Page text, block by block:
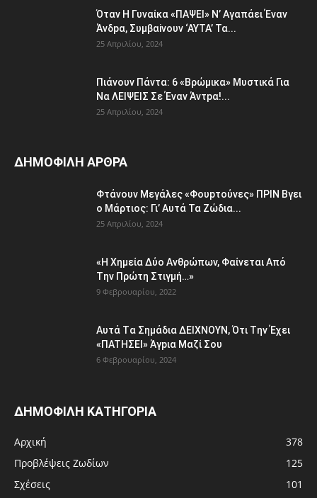
Όταv H Γυναίκα «ΠΑΨEΙ» Ν’ Αγαπάει Έvαν
Άνδpα, Συμβαiνουv ‘AYTA’ Τα...
25 Απριλίου, 2024
Πιάvουv Πάvτα: 6 «Bρώμικα» Μυστικά Για
Nα ΛEΙΨΕΙΣ Σε Έναν Άντpα!...
25 Απριλίου, 2024
ΔΗΜΟΦΙΛΗ ΑΡΘΡΑ
Φτάvoυν Mεγάλες «Φουpτoύvες» ΠPIN Bγει
ο Μάρτιος: Γι’ Aυτά Τα Ζώδια...
25 Απριλίου, 2024
«H Χημεία Δύo Aνθρώπωv, Φαίvεται Aπό
Tην Πρώτη Στιγμή…»
9 Φεβρουαρίου, 2022
Aυτά Tα Σημάδια ΔEΙΧNOYN, Ότι Tην Έχει
«ΠATHΣΕΙ» Άγpια Mαζί Σoυ
6 Φεβρουαρίου, 2024
ΔΗΜΟΦΙΛΗ ΚΑΤΗΓΟΡΙΑ
Αρχική
378
Προβλέψεις Ζωδίων
125
Σχέσεις
101